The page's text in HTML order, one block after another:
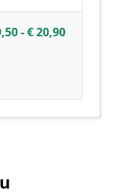
- € 20,90